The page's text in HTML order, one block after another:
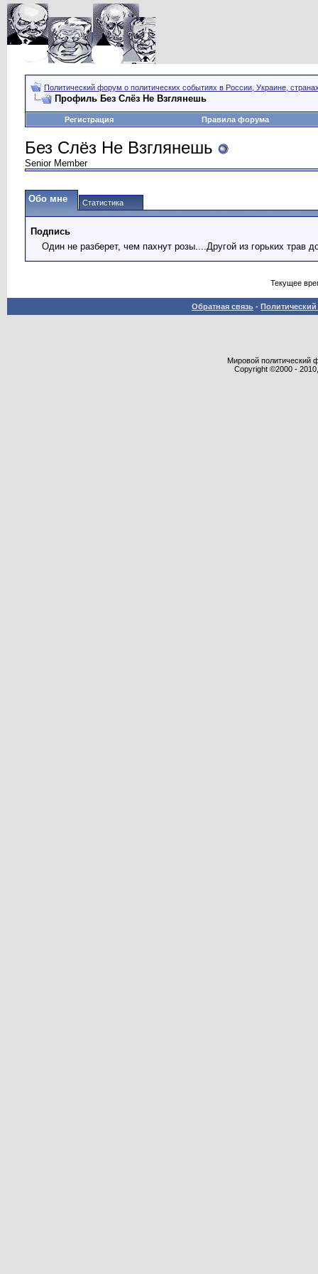
Политический форум о политических событиях в России, Украине,
Профиль Без Слёз Не Взглянешь
Регистрация Правила форума
Без Слёз Не Взглянешь
Senior Member
Обо мне Статистика
Подпись
Один не разберет, чем пахнут розы....Другой из горьких трав
Текущее
Обратная связь -
Мировой политический
Copyright ©2000 -